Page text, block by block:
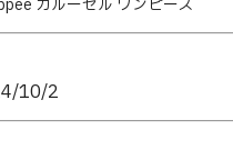
カルーセル ワンピース
10/2